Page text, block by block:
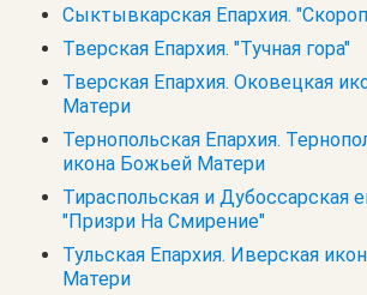
Сыктывкарская Епархия.
Тверская Епархия. "Тучная гора"
Тверская Епархия. Оковецкая
Матери
Тернопольская Епархия.
икона Божьей Матери
Тираспольская и Дубоссарская
"Призри На Смирение"
Тульская Епархия. Иверская
Матери